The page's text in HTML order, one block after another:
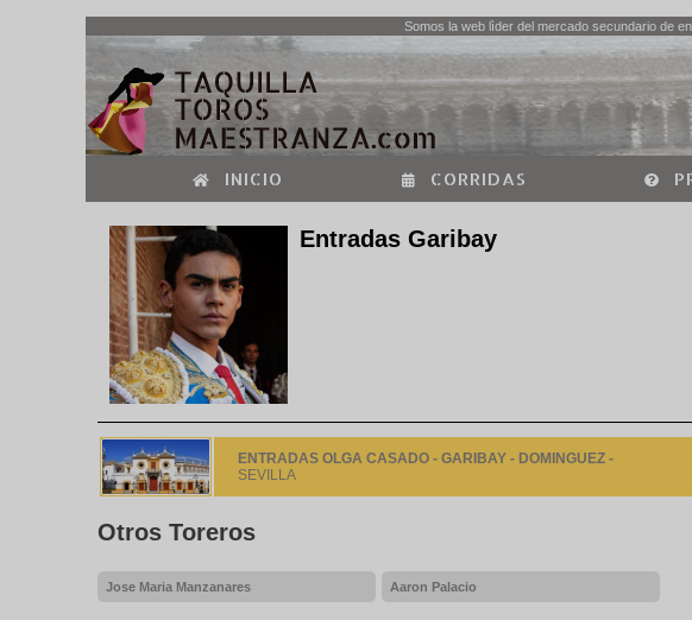
Somos la web lìder del mercado secundario de
INICIO CORRIDAS
Entradas Garibay
ENTRADAS OLGA CASADO - GARIBAY - DOMINGUEZ -
SEVILLA
Otros Toreros
Jose Maria Manzanares Aaron Palacio